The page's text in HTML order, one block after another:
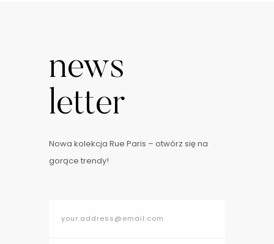
news
letter
Nowa kolekcja Rue Paris – otwórz się na
gorące trendy!